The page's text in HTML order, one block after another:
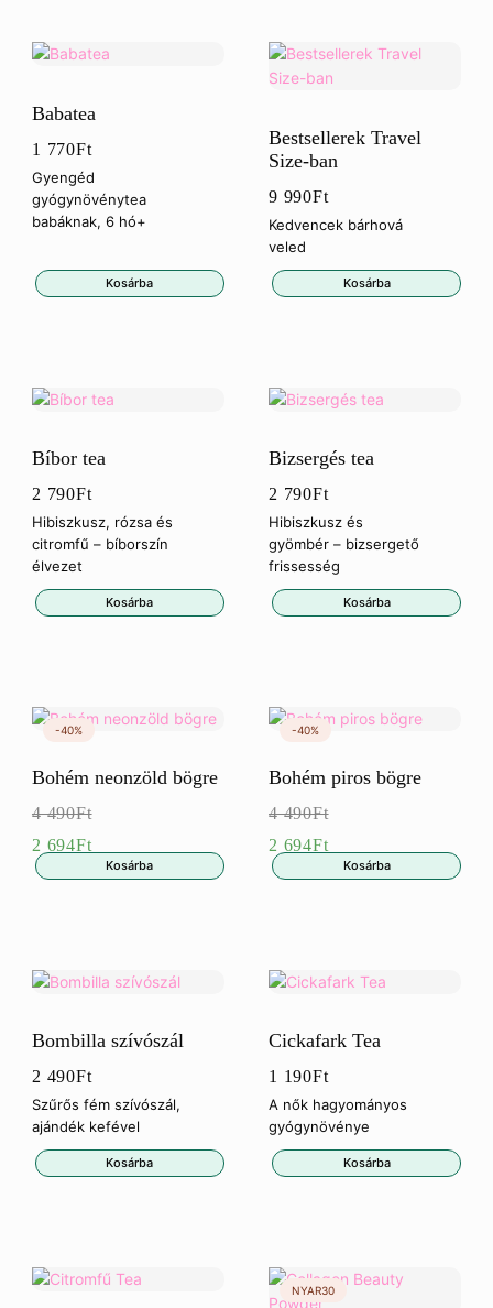
Babatea
1 770Ft
Gyengéd
gyógynövénytea
babáknak, 6 hó+
Kosárba
Bestsellerek Travel
Size-ban
9 990Ft
Kedvencek bárhová
veled
Kosárba
Bíbor tea
2 790Ft
Hibiszkusz, rózsa és
citromfű – bíborszín
élvezet
Kosárba
Bizsergés tea
2 790Ft
Hibiszkusz és
gyömbér – bizsergető
frissesség
Kosárba
Bohém neonzöld bögre
4 490Ft
Eredeti
ár:
2 694Ft
Jelenlegi
694Ft.
Kosárba
Bohém piros bögre
4 490Ft
Eredeti
ár:
2 694Ft
Jelenlegi
694Ft.
Kosárba
Bombilla szívószál
2 490Ft
Szűrős fém szívószál,
ajándék kefével
Kosárba
Cickafark Tea
1 190Ft
A nők hagyományos
gyógynövénye
Kosárba